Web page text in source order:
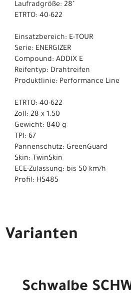
Laufradgröße: 28"
ETRTO: 40-622
Einsatzbereich: E-TOUR
Serie: ENERGIZER
Compound: ADDIX E
Reifentyp: Drahtreifen
Produktlinie: Performance Line
ETRTO: 40-622
Zoll: 28 x 1.50
Gewicht: 840 g
TPI: 67
Pannenschutz: GreenGuard
Skin: TwinSkin
ECE-Zulassung: bis 50 km/h
Profil: HS485
Varianten
Schwalbe